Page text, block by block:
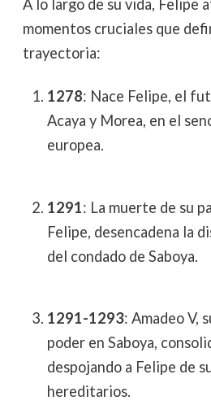
A lo largo de su vida, Felipe
momentos cruciales que
trayectoria:
1278: Nace Felipe, el
Acaya y Morea, en el
europea.
1291: La muerte de su
Felipe, desencadena la
del condado de Saboya.
1291-1293: Amadeo V,
poder en Saboya,
despojando a Felipe de
hereditarios.